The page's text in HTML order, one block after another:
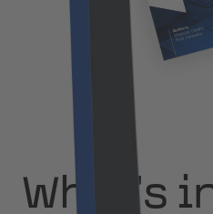
What’s